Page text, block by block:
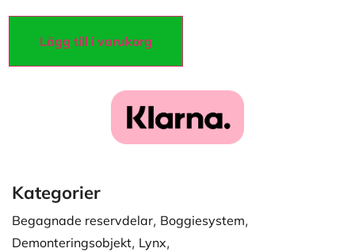
Lägg till i varukorg
Kategorier
Begagnade reservdelar, Boggiesystem,
Demonteringsobjekt, Lynx,